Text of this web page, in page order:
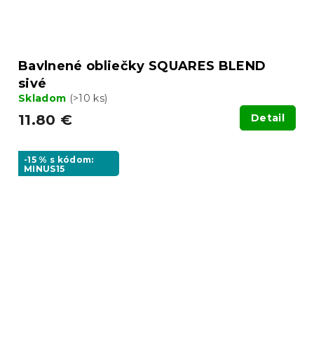
Bavlnené obliečky SQUARES BLEND
sivé
Skladom (>10 ks)
11.80 € Detail
-15 % s kódom:
MINUS15